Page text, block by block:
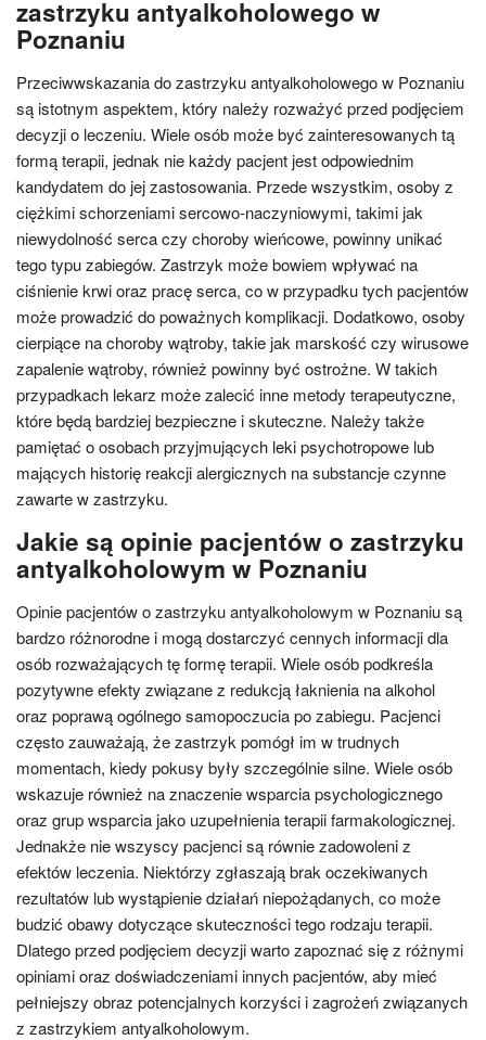
zastrzyku antyalkoholowego w
Poznaniu
Przeciwwskazania do zastrzyku antyalkoholowego w Poznaniu
są istotnym aspektem, który należy rozważyć przed podjęciem
decyzji o leczeniu. Wiele osób może być zainteresowanych tą
formą terapii, jednak nie każdy pacjent jest odpowiednim
kandydatem do jej zastosowania. Przede wszystkim, osoby z
ciężkimi schorzeniami sercowo-naczyniowymi, takimi jak
niewydolność serca czy choroby wieńcowe, powinny unikać
tego typu zabiegów. Zastrzyk może bowiem wpływać na
ciśnienie krwi oraz pracę serca, co w przypadku tych pacjentów
może prowadzić do poważnych komplikacji. Dodatkowo, osoby
cierpiące na choroby wątroby, takie jak marskość czy wirusowe
zapalenie wątroby, również powinny być ostrożne. W takich
przypadkach lekarz może zalecić inne metody terapeutyczne,
które będą bardziej bezpieczne i skuteczne. Należy także
pamiętać o osobach przyjmujących leki psychotropowe lub
mających historię reakcji alergicznych na substancje czynne
zawarte w zastrzyku.
Jakie są opinie pacjentów o zastrzyku
antyalkoholowym w Poznaniu
Opinie pacjentów o zastrzyku antyalkoholowym w Poznaniu są
bardzo różnorodne i mogą dostarczyć cennych informacji dla
osób rozważających tę formę terapii. Wiele osób podkreśla
pozytywne efekty związane z redukcją łaknienia na alkohol
oraz poprawą ogólnego samopoczucia po zabiegu. Pacjenci
często zauważają, że zastrzyk pomógł im w trudnych
momentach, kiedy pokusy były szczególnie silne. Wiele osób
wskazuje również na znaczenie wsparcia psychologicznego
oraz grup wsparcia jako uzupełnienia terapii farmakologicznej.
Jednakże nie wszyscy pacjenci są równie zadowoleni z
efektów leczenia. Niektórzy zgłaszają brak oczekiwanych
rezultatów lub wystąpienie działań niepożądanych, co może
budzić obawy dotyczące skuteczności tego rodzaju terapii.
Dlatego przed podjęciem decyzji warto zapoznać się z różnymi
opiniami oraz doświadczeniami innych pacjentów, aby mieć
pełniejszy obraz potencjalnych korzyści i zagrożeń związanych
z zastrzykiem antyalkoholowym.